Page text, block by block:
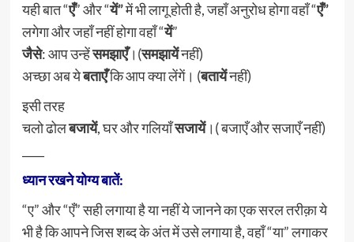
यही बात “एँ” और “यें”में भी लागू होती है, जहाँ अनुरोध होगा वहाँ “एँ”
लगेगा और जहाँ नहीं होगा वहाँ “यें”
जैसे: आप उन्हेंसमझाएँ।(समझायेंनहीं)
अच्छा अब येबताएँकि आप क्या लेंगें। (बतायेंनहीं)
इसी तरह
चलो ढोलबजायें, घर और गलियाँसजायें।( बजाएँ और सजाएँ नहीं)
ध्यान रखने योग्य बातें:
“ए” और “एँ” सही लगाया है या नहीं ये जानने का एक सरल तरीक़ा ये
भी है कि आपने जिस शब्द के अंत में उसे लगाया है, वहाँ “या” लगाकर